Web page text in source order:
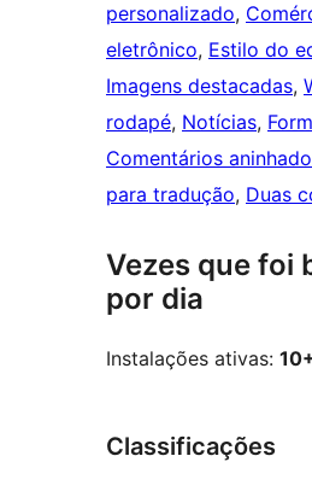
personalizado,
eletrônico, Estilo do
Imagens destacadas,
rodapé, Notícias,
Comentários
para tradução, Duas
Vezes que foi
por dia
Instalações ativas:
Classificações